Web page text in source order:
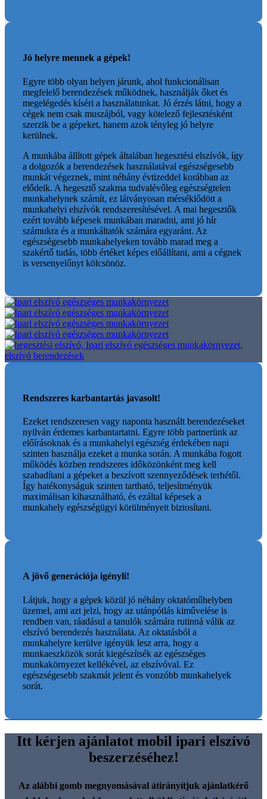
Jó helyre mennek a gépek!
Egyre több olyan helyen járunk, ahol funkcionálisan
megfelelő berendezések működnek, használják őket és
megelégedés kíséri a használatunkat. Jó érzés látni, hogy a
cégek nem csak muszájból, vagy kötelező fejlesztésként
szerzik be a gépeket, hanem azok tényleg jó helyre
kerülnek.
A munkába állított gépek általában hegesztési elszívók, így
a dolgozók a berendezések használatával egészségesebb
munkát végeznek, mint néhány évtizeddel korábban az
elődeik. A hegesztő szakma tudvalévőleg egészségtelen
munkahelynek számít, ez látványosan mérséklődött a
munkahelyi elszívók rendszeresítésével. A mai hegesztők
ezért tovább képesek munkában maradni, ami jó hír
számukra és a munkáltatók számára egyaránt. Az
egészségesebb munkahelyeken tovább marad meg a
szakértő tudás, több értéket képes előállítani, ami a cégnek
is versenyelőnyt kölcsönöz.
Rendszeres karbantartás javasolt!
Ezeket rendszeresen vagy naponta használt berendezéseket
nyilván érdemes karbantartatni. Egyre több partnerünk az
előírásoknak és a munkahelyi egészség érdekében napi
szinten használja ezeket a munka során. A munkába fogott
működés közben rendszeres időközönként meg kell
szabadítani a gépeket a beszívott szennyeződések terhétől.
Így hatékonyságuk szinten tartható, teljesítményük
maximálisan kihasználható, és ezáltal képesek a
munkahely egészségügyi körülményeit biztosítani.
A jövő generációja igényli!
Látjuk, hogy a gépek közül jó néhány oktatóműhelyben
üzemel, ami azt jelzi, hogy az utánpótlás kiművelése is
rendben van, ráadásul a tanulók számára rutinná válik az
elszívó berendezés használata. Az oktatásból a
munkahelyre kerülve igényük lesz arra, hogy a
munkaeszközök sorát kiegészítsék az egészséges
munkakörnyezet kellékével, az elszívóval. Ez
egészségesebb szakmát jelent és vonzóbb munkahelyek
sorát.
Itt kérjen ajánlatot mobil ipari elszívó
beszerzéséhez!
Az alábbi gomb megnyomásával átirányítjuk ajánlatkérő